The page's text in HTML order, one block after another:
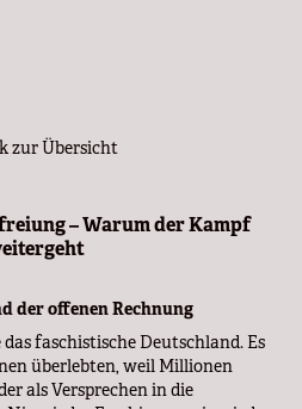
zur Übersicht
– Warum der Kampf
der offenen Rechnung
faschistische Deutschland. Es
überlebten, weil Millionen
als Versprechen in die